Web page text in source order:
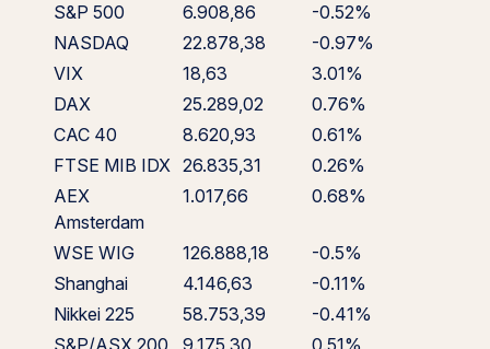
S&P 500
6.908,86
-0.52%
NASDAQ
22.878,38
-0.97%
VIX
18,63
3.01%
DAX
25.289,02
0.76%
CAC 40
8.620,93
0.61%
FTSE MIB IDX 26.835,31
0.26%
AEX
Amsterdam
1.017,66 0.68%
WSE WIG 126.888,18
-0.5%
Shanghai
4.146,63
-0.11%
Nikkei 225
58.753,39
-0.41%
S&P/ASX 200
9.175,30 0.51%